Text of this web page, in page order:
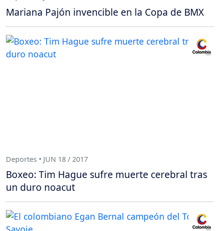
Mariana Pajón invencible en la Copa de BMX
Deportes • JUN 18 / 2017
Boxeo: Tim Hague sufre muerte cerebral tras
un duro noacut